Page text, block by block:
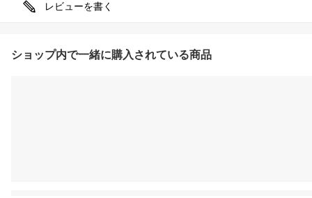
レビューを書く
ショップ内で一緒に購入されている商品